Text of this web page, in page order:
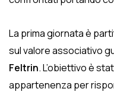
La prima giornata è
sul valore associativo
Feltrin. L’obiettivo è
appartenenza per